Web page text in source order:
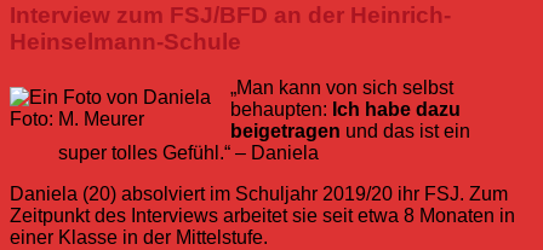
Interview zum FSJ/BFD an der Heinrich-
Heinselmann-Schule
Foto: M. Meurer
„Man kann von sich selbst
behaupten: Ich habe dazu
beigetragen und das ist ein
super tolles Gefühl.“ – Daniela
Daniela (20) absolviert im Schuljahr 2019/20 ihr FSJ. Zum
Zeitpunkt des Interviews arbeitet sie seit etwa 8 Monaten in
einer Klasse in der Mittelstufe.